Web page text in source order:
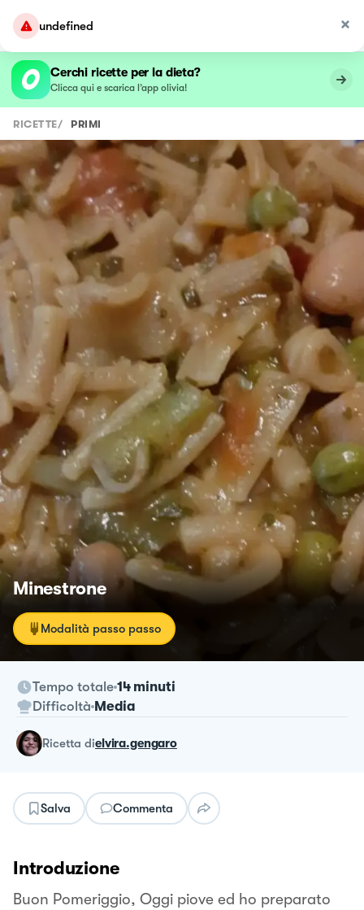
undefined
Cerchi ricette per la dieta?
Clicca qui e scarica l’app olivia!
RICETTE/ PRIMI
Minestrone
Modalità passo passo
Tempo totale 14 minuti
Difficoltà Media
ricetta dielvira.gengaro
Salva Commenta
Introduzione
Buon Pomeriggio, Oggi piove ed ho preparato